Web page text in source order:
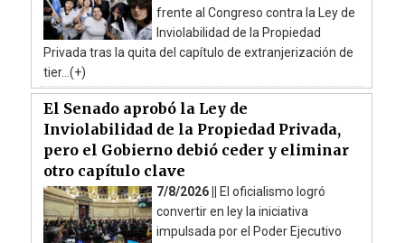
frente al Congreso contra la Ley de
Inviolabilidad de la Propiedad
Privada tras la quita del capítulo de extranjerización de
tier...(+)
El Senado aprobó la Ley de
Inviolabilidad de la Propiedad Privada,
pero el Gobierno debió ceder y eliminar
otro capítulo clave
7/8/2026 ||
El oficialismo logró
convertir en ley la iniciativa
impulsada por el Poder Ejecutivo